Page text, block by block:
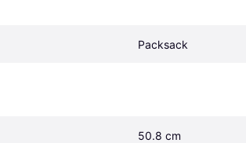
Packsack
50.8 cm